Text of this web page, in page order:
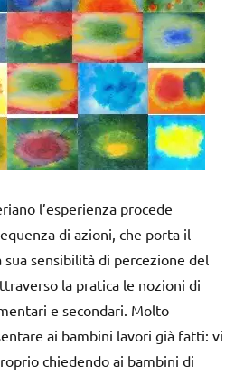
l’esperienza procede
di azioni, che porta il
sensibilità di percezione del
la pratica le nozioni di
e secondari. Molto
ai bambini lavori già fatti: vi
chiedendo ai bambini di